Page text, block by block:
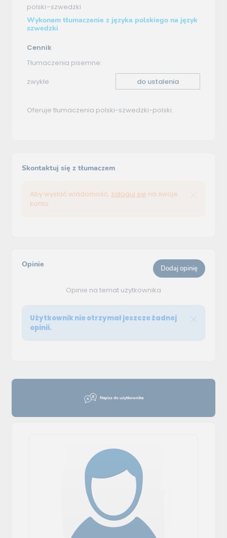
Napisz do użytkownika
polski–szwedzki
Wykonam tłumaczenie z języka polskiego na język
szwedzki
Cennik
Tłumaczenia pisemne:
zwykłe
do ustalenia
Oferuje tłumaczenia polski-szwedzki-polski.
Skontaktuj się z tłumaczem
Aby wysłać wiadomość, zaloguj się na swoje
konto.
Opinie Dodaj opinię
Opinie na temat użytkownika
Użytkownik nie otrzymał jeszcze żadnej
opinii.